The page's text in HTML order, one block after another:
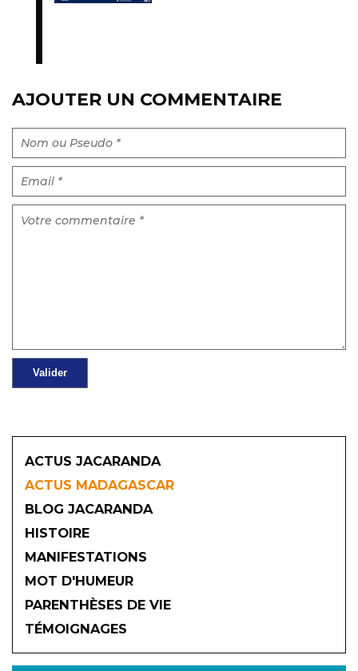
AJOUTER UN COMMENTAIRE
ACTUS JACARANDA
ACTUS MADAGASCAR
BLOG JACARANDA
HISTOIRE
MANIFESTATIONS
MOT D'HUMEUR
PARENTHÈSES DE VIE
TÉMOIGNAGES
JANVIER
AVRIL MAI JUIN